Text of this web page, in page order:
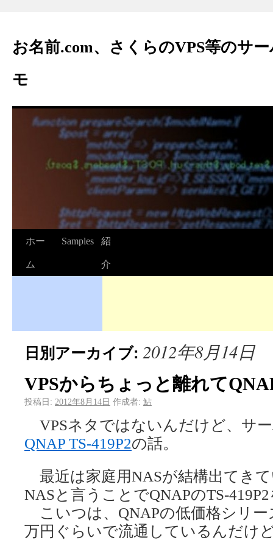
お名前.com、さくらのVPS等のサ
モ
ホー
ム
Samples 紹
介
日別アーカイブ: 2012年8月14日
VPSからちょっと離れて
投稿日: 2012年8月14日 作成者: 鮎
VPSネタではないんだけど、サ
QNAP TS-419P2の話。
最近は家庭用NASが結構出てき
NASと言うことでQNAPのTS-
こいつは、QNAPの低価格シリ
万円ぐらいで流通しているんだけ